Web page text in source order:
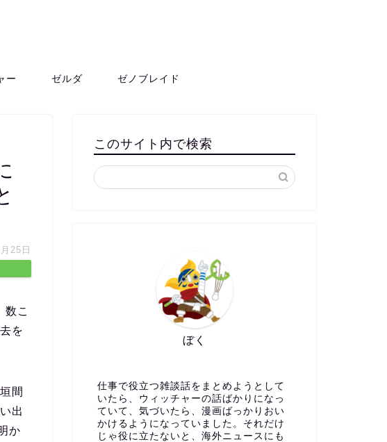
ー ゼルダ ゼノブレイド
25日
数こ
を
間
出
か
このサイト内で検索
ぼく
仕事で役立つ雑談話をまとめようとして
いたら、ウィッチャーの話ばかりになっ
ていて、気づいたら、漫画ばっかりおい
かけるようになっていました。それだけ
じゃ役に立たないと、海外ニュースにも